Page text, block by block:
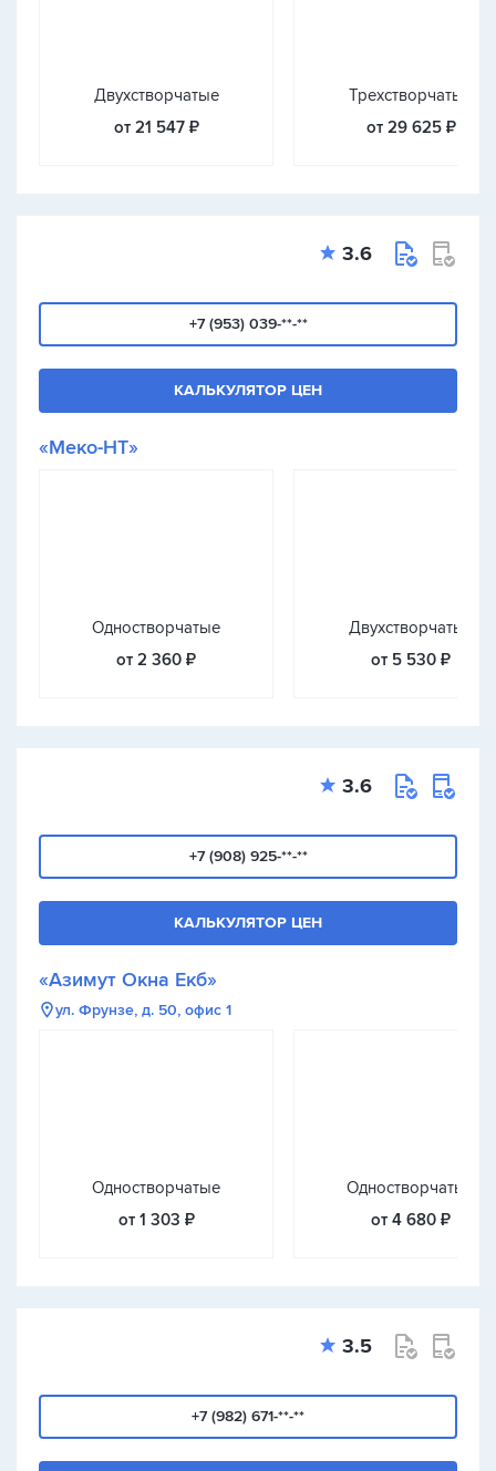
Двухстворчатые
от 21 547 ₽
Трехстворчатые
от 29 625 ₽
3.6
+7 (953) 039-**-**
КАЛЬКУЛЯТОР ЦЕН
«Меко-НТ»
Одностворчатые
от 2 360 ₽
Двухстворчатые
от 5 530 ₽
3.6
+7 (908) 925-**-**
КАЛЬКУЛЯТОР ЦЕН
«Азимут Окна Екб»
ул. Фрунзе, д. 50, офис 1
Одностворчатые
от 1 303 ₽
Одностворчатые
от 4 680 ₽
3.5
+7 (982) 671-**-**